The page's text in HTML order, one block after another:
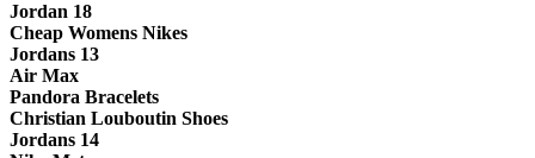
Jordan 18
Cheap Womens Nikes
Jordans 13
Air Max
Pandora Bracelets
Christian Louboutin Shoes
Jordans 14